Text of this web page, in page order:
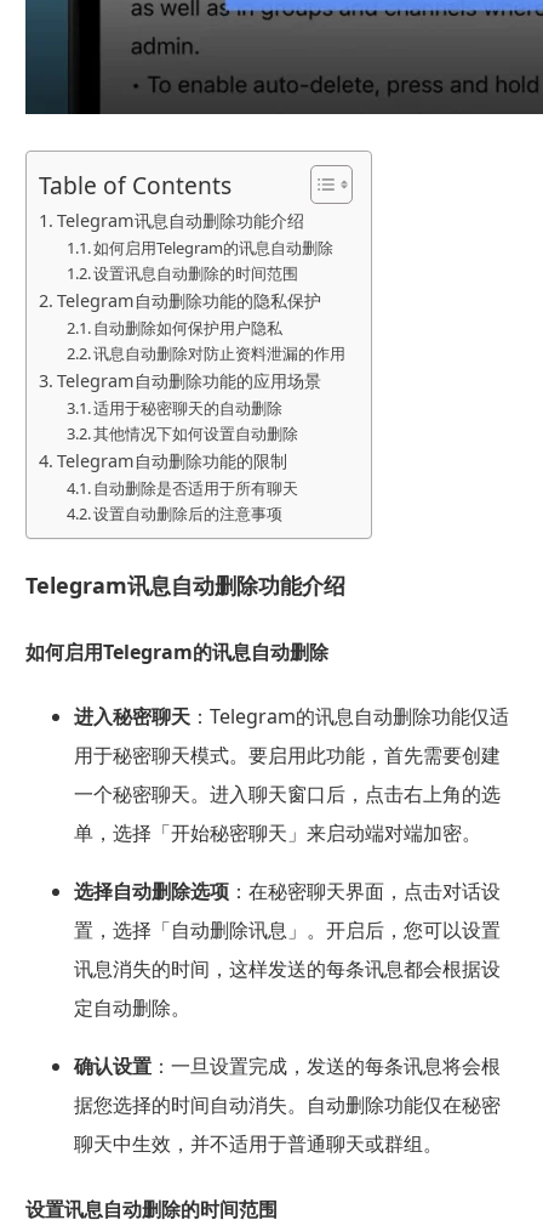
Table of Contents
Telegram讯息自动删除功能介绍
如何启用Telegram的讯息自动删除
设置讯息自动删除的时间范围
Telegram自动删除功能的隐私保护
自动删除如何保护用户隐私
讯息自动删除对防止资料泄漏的作用
Telegram自动删除功能的应用场景
适用于秘密聊天的自动删除
其他情况下如何设置自动删除
Telegram自动删除功能的限制
自动删除是否适用于所有聊天
设置自动删除后的注意事项
Telegram讯息自动删除功能介绍
如何启用Telegram的讯息自动删除
进入秘密聊天：Telegram的讯息自动删除功能仅适
用于秘密聊天模式。要启用此功能，首先需要创建
一个秘密聊天。进入聊天窗口后，点击右上角的选
单，选择「开始秘密聊天」来启动端对端加密。
选择自动删除选项：在秘密聊天界面，点击对话设
置，选择「自动删除讯息」。开启后，您可以设置
讯息消失的时间，这样发送的每条讯息都会根据设
定自动删除。
确认设置：一旦设置完成，发送的每条讯息将会根
据您选择的时间自动消失。自动删除功能仅在秘密
聊天中生效，并不适用于普通聊天或群组。
设置讯息自动删除的时间范围